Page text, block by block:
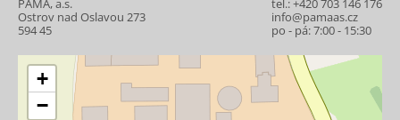
Ostrov nad Oslavou 273
594 45
info@pamaas.cz
po - pá: 7:00 - 15:30
+
−